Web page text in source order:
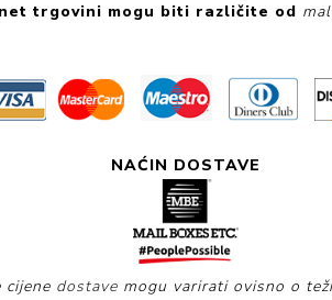
trgovini mogu biti različite od
NAĆIN DOSTAVE
cijene dostave mogu varirati ovisno o